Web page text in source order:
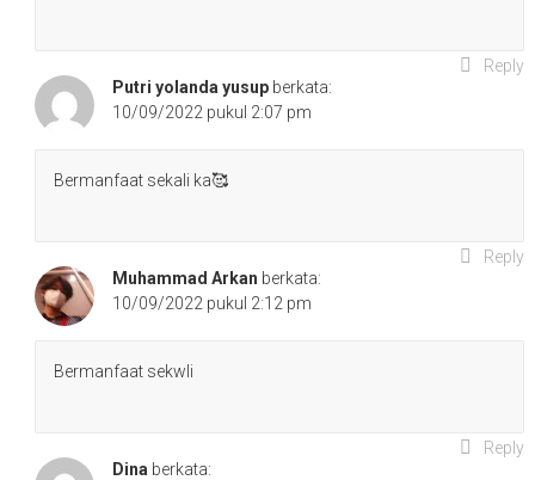
Reply
Putri yolanda yusup berkata:
10/09/2022 pukul 2:07 pm
Bermanfaat sekali ka🥰
Reply
Muhammad Arkan berkata:
10/09/2022 pukul 2:12 pm
Bermanfaat sekwli
Reply
Dina berkata: